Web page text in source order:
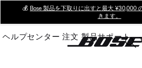
Main
💰 Bose 製品を下取りに出すと最大 ¥30,000
きます。
ヘルプセンター 注文 製品サポート